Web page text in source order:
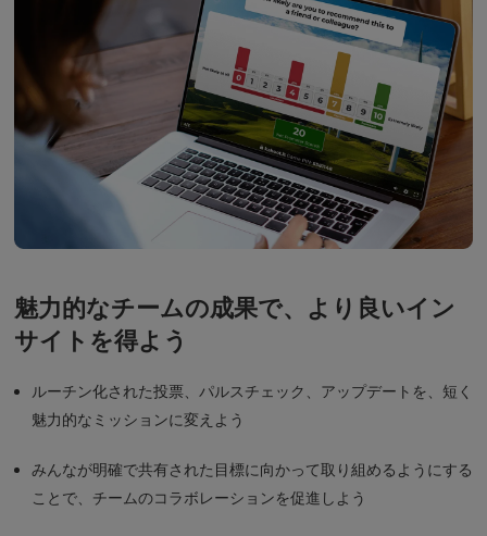
魅力的なチームの成果で、より良いイン
サイトを得よう
ルーチン化された投票、パルスチェック、アップデートを、短く
魅力的なミッションに変えよう
みんなが明確で共有された目標に向かって取り組めるようにする
ことで、チームのコラボレーションを促進しよう